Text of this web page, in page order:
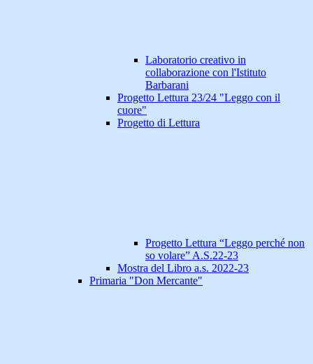
Laboratorio creativo in
collaborazione con l'Istituto
Barbarani
Progetto Lettura 23/24 "Leggo con il
cuore"
Progetto di Lettura
Progetto Lettura “Leggo perché non
so volare” A.S.22-23
Mostra del Libro a.s. 2022-23
Primaria "Don Mercante"